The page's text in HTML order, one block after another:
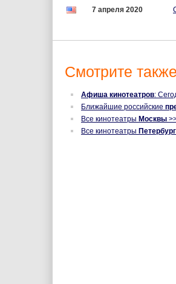
7 апреля 2020
Смотрите
Афиша кинотеатров:
Ближайшие российские
Все кинотеатры Москвы
Все кинотеатры